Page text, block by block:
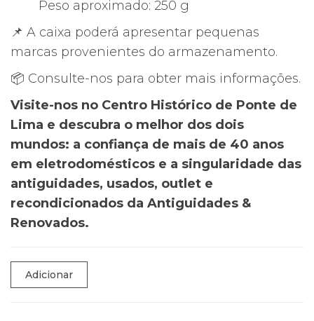
Peso aproximado: 250 g
📌 A caixa poderá apresentar pequenas
marcas provenientes do armazenamento.
📦 Consulte-nos para obter mais informações.
Visite-nos no Centro Histórico de Ponte de
Lima e descubra o melhor dos dois
mundos: a confiança de mais de 40 anos
em eletrodomésticos e a singularidade das
antiguidades, usados, outlet e
recondicionados da Antiguidades &
Renovados.
Quantidade
de
Adicionar